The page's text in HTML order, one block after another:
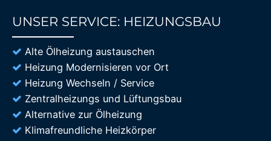
UNSER SERVICE: HEIZUNGSBAU
Alte Ölheizung austauschen
Heizung Modernisieren vor Ort
Heizung Wechseln / Service
Zentralheizungs und Lüftungsbau
Alternative zur Ölheizung
Klimafreundliche Heizkörper